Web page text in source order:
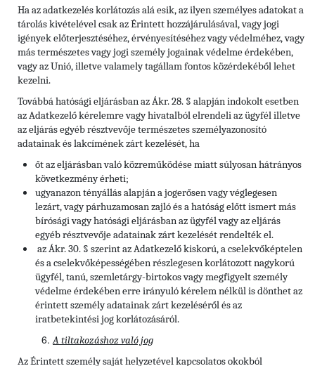
Ha az adatkezelés korlátozás alá esik, az ilyen személyes adatokat a
tárolás kivételével csak az Érintett hozzájárulásával, vagy jogi
igények előterjesztéséhez, érvényesítéséhez vagy védelméhez, vagy
más természetes vagy jogi személy jogainak védelme érdekében,
vagy az Unió, illetve valamely tagállam fontos közérdekéből lehet
kezelni.
Továbbá hatósági eljárásban az Ákr. 28. § alapján indokolt esetben
az Adatkezelő kérelemre vagy hivatalból elrendeli az ügyfél illetve
az eljárás egyéb résztvevője természetes személyazonosító
adatainak és lakcímének zárt kezelését, ha
őt az eljárásban való közreműködése miatt súlyosan hátrányos
következmény érheti;
ugyanazon tényállás alapján a jogerősen vagy véglegesen
lezárt, vagy párhuzamosan zajló és a hatóság előtt ismert más
bírósági vagy hatósági eljárásban az ügyfél vagy az eljárás
egyéb résztvevője adatainak zárt kezelését rendelték el.
az Ákr. 30. § szerint az Adatkezelő kiskorú, a cselekvőképtelen
és a cselekvőképességében részlegesen korlátozott nagykorú
ügyfél, tanú, szemletárgy-birtokos vagy megfigyelt személy
védelme érdekében erre irányuló kérelem nélkül is dönthet az
érintett személy adatainak zárt kezeléséről és az
iratbetekintési jog korlátozásáról.
A tiltakozáshoz való jog
Az Érintett személy saját helyzetével kapcsolatos okokból